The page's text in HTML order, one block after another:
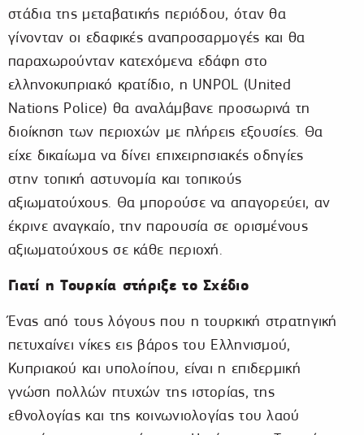
στάδια της μεταβατικής περιόδου, όταν θα
γίνονταν οι εδαφικές αναπροσαρμογές και θα
παραχωρούνταν κατεχόμενα εδάφη στο
ελληνοκυπριακό κρατίδιο, η UNPOL (United
Nations Police) θα αναλάμβανε προσωρινά τη
διοίκηση των περιοχών με πλήρεις εξουσίες. Θα
είχε δικαίωμα να δίνει επιχειρησιακές οδηγίες
στην τοπική αστυνομία και τοπικούς
αξιωματούχους. Θα μπορούσε να απαγορεύει, αν
έκρινε αναγκαίο, την παρουσία σε ορισμένους
αξιωματούχους σε κάθε περιοχή.
Γιατί η Τουρκία στήριξε το Σχέδιο
Ένας από τους λόγους που η τουρκική στρατηγική
πετυχαίνει νίκες εις βάρος του Ελληνισμού,
Κυπριακού και υπολοίπου, είναι η επιδερμική
γνώση πολλών πτυχών της ιστορίας, της
εθνολογίας και της κοινωνιολογίας του λαού